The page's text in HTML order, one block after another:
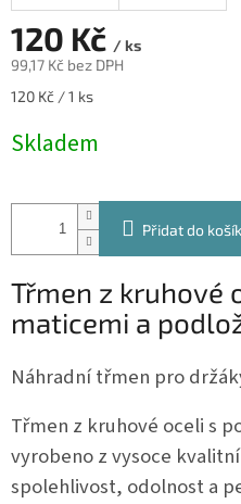
120 Kč / ks
99,17 Kč bez DPH
Měrná
120 Kč / 1 ks
Skladem
Přidat do
Třmen z kruhové
maticemi a
Náhradní třmen pro
Třmen z kruhové oceli s
vyrobeno z vysoce
spolehlivost, odolnost a